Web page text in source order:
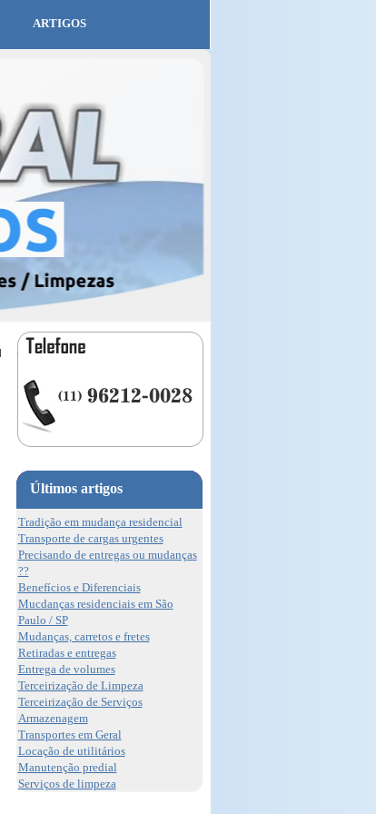
ARTIGOS
Últimos artigos
Tradição em mudança residencial
Transporte de cargas urgentes
Precisando de entregas ou mudanças
??
Benefícios e Diferenciais
Mucdanças residenciais em São
Paulo / SP
Mudanças, carretos e fretes
Retiradas e entregas
Entrega de volumes
Terceirização de Limpeza
Terceirização de Serviços
Armazenagem
Transportes em Geral
Locação de utilitários
Manutenção predial
Serviços de limpeza